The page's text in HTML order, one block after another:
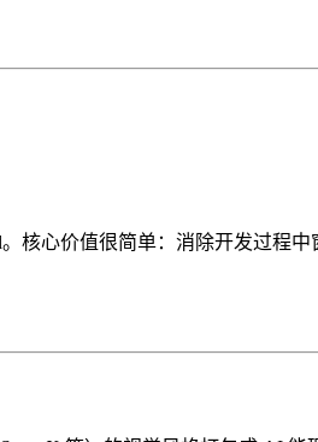
核心价值很简单：消除开发过程